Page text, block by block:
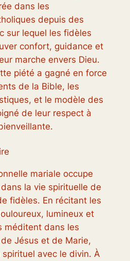
dans les
depuis des
sur lequel les fidèles
confort, guidance et
marche envers Dieu.
piété a gagné en force
de la Bible, les
et le modèle des
de leur respect à
mariale occupe
la vie spirituelle de
fidèles. En récitant les
lumineux et
méditent dans les
Jésus et de Marie,
avec le divin. À